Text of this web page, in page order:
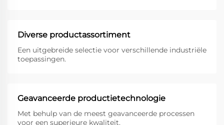
Diverse productassortiment
Een uitgebreide selectie voor verschillende industriële
toepassingen.
Geavanceerde productietechnologie
Met behulp van de meest geavanceerde processen
voor een superieure kwaliteit.